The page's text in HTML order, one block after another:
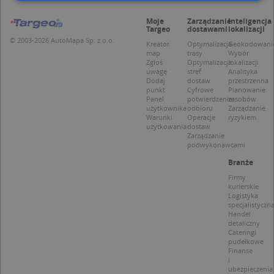
© 2003-2026 AutoMapa Sp. z o.o.
Moje
Targeo
Kreator
map
Zgłoś
uwagę
Dodaj
punkt
Panel
użytkownika
Warunki
użytkowania
Zarządzanie
dostawami
Optymalizacja
trasy
Optymalizacja
stref
dostaw
Cyfrowe
potwierdzenie
odbioru
Operacje
dostaw
Zarządzanie
podwykonawcami
Inteligencja
lokalizacji
Wybór
lokalizacji
Analityka
przestrzenna
Planowanie
zasobów
Zarządzanie
ryzykiem
Branże
Firmy
kurierskie
Logistyka
specjalistyczna
Handel
detaliczny
Cateringi
pudełkowe
Finanse
i
ubezpieczenia
Niezbędne Wydajność
Targetowanie
Funkcjonalność
Niesklasyfikowane
Niezbędne pliki cookie umożliwiają korzystanie z
podstawowych funkcji strony internetowej, takich
jak logowanie użytkownika i zarządzanie kontem.
Bez niezbędnych plików cookie nie można
prawidłowo korzystać ze strony internetowej.
Provider/
Domena
Okres
przechowywania
Sesja
1 rok 1 miesiąc